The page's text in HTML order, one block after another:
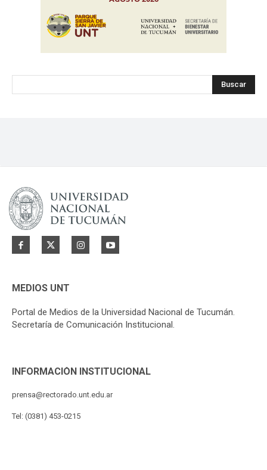
Buscar
MEDIOS UNT
Portal de Medios de la Universidad Nacional de Tucumán.
Secretaría de Comunicación Institucional.
INFORMACIÓN INSTITUCIONAL
prensa@rectorado.unt.edu.ar
Tel: (0381) 453-0215